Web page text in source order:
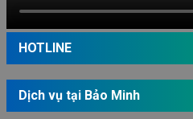
HOTLINE
Dịch vụ tại Bảo Minh